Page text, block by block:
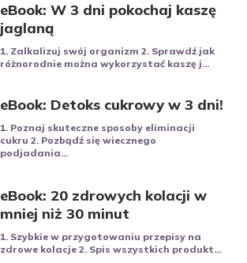
eBook: W 3 dni pokochaj kaszę
jaglaną
1. Zalkalizuj swój organizm 2. Sprawdź jak
różnorodnie można wykorzystać kaszę j...
eBook: Detoks cukrowy w 3 dni!
1. Poznaj skuteczne sposoby eliminacji
cukru 2. Pozbądź się wiecznego
podjadania...
eBook: 20 zdrowych kolacji w
mniej niż 30 minut
1. Szybkie w przygotowaniu przepisy na
zdrowe kolacje 2. Spis wszystkich produkt...